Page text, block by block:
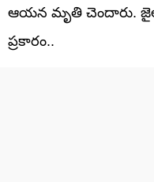
ఆయన మృతి చెందారు.
ప్రకారం..